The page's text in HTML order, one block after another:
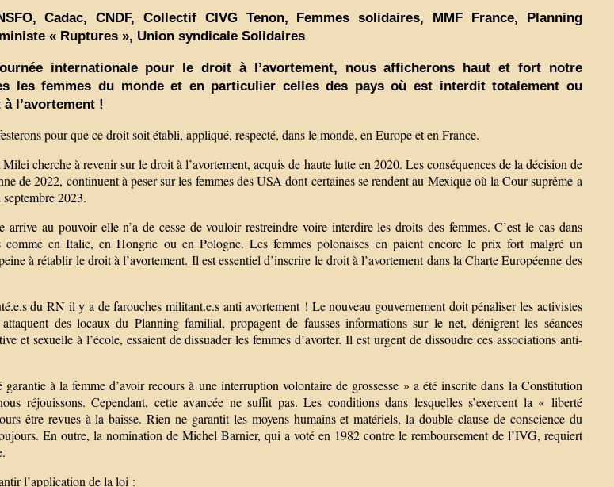
Cadac, CNDF, Collectif CIVG Tenon, Femmes solidaires, MMF France, Planning
« Ruptures », Union syndicale Solidaires
internationale pour le droit à l’avortement, nous afficherons haut et fort notre
les femmes du monde et en particulier celles des pays où est interdit totalement ou
l’avortement !
pour que ce droit soit établi, appliqué, respecté, dans le monde, en Europe et en France.
cherche à revenir sur le droit à l’avortement, acquis de haute lutte en 2020. Les conséquences de la décision de
de 2022, continuent à peser sur les femmes des USA dont certaines se rendent au Mexique où la Cour suprême a
2023.
arrive au pouvoir elle n’a de cesse de vouloir restreindre voire interdire les droits des femmes. C’est le cas dans
comme en Italie, en Hongrie ou en Pologne. Les femmes polonaises en paient encore le prix fort malgré un
à rétablir le droit à l’avortement. Il est essentiel d’inscrire le droit à l’avortement dans la Charte Européenne des
du RN il y a de farouches militant.e.s anti avortement ! Le nouveau gouvernement doit pénaliser les activistes
des locaux du Planning familial, propagent de fausses informations sur le net, dénigrent les séances
et sexuelle à l’école, essaient de dissuader les femmes d’avorter. Il est urgent de dissoudre ces associations anti-
à la femme d’avoir recours à une interruption volontaire de grossesse » a été inscrite dans la Constitution
réjouissons. Cependant, cette avancée ne suffit pas. Les conditions dans lesquelles s’exercent la « liberté
être revues à la baisse. Rien ne garantit les moyens humains et matériels, la double clause de conscience du
En outre, la nomination de Michel Barnier, qui a voté en 1982 contre le remboursement de l’IVG, requiert
l’application de la loi :